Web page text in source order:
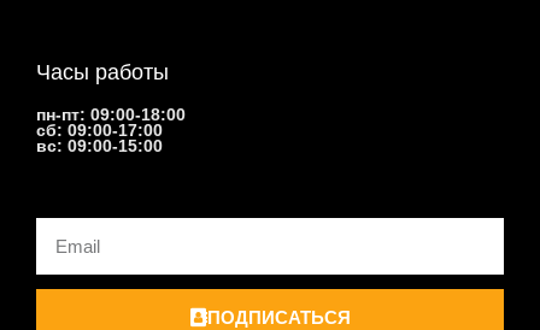
Часы работы
пн-пт: 09:00-18:00
сб: 09:00-17:00
вс: 09:00-15:00
Email
ПОДПИСАТЬСЯ